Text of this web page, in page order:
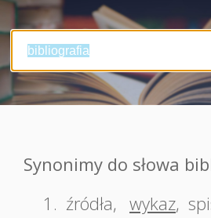
Synonimy do słowa
1. źródła, wykaz,